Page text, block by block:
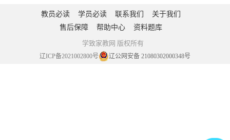
教员必读 学员必读 联系我们
关于我们
售后保障
帮助中心 资料题库
学致家教网 版权所有
辽ICP备2021002800号 辽公网安备 21080302000348号